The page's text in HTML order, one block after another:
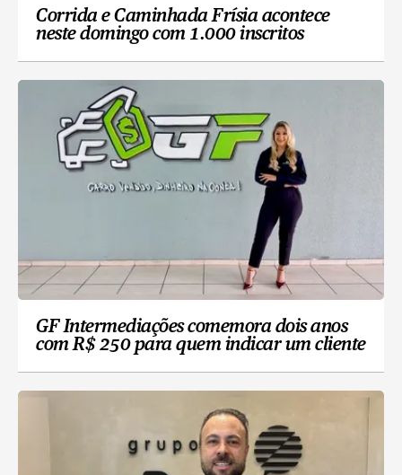
Corrida e Caminhada Frísia acontece
neste domingo com 1.000 inscritos
GF Intermediações comemora dois anos
com R$ 250 para quem indicar um cliente